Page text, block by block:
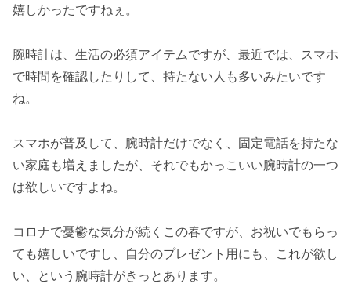
嬉しかったですねぇ。
腕時計は、生活の必須アイテムですが、最近では、スマホ
で時間を確認したりして、持たない人も多いみたいです
ね。
スマホが普及して、腕時計だけでなく、固定電話を持たな
い家庭も増えましたが、それでもかっこいい腕時計の一つ
は欲しいですよね。
コロナで憂鬱な気分が続くこの春ですが、お祝いでもらっ
ても嬉しいですし、自分のプレゼント用にも、これが欲し
い、という腕時計がきっとあります。